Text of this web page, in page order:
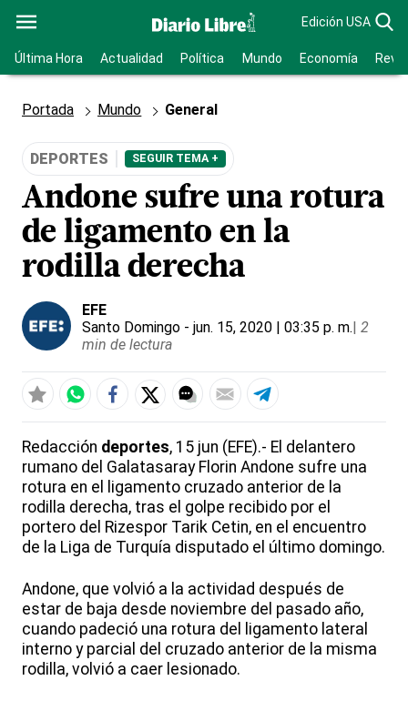
Edición USA
Última Hora Actualidad Política Mundo Economía
Portada Mundo General
DEPORTES SEGUIR TEMA +
Andone sufre una rotura
de ligamento en la
rodilla derecha
EFE
Santo Domingo - jun. 15, 2020 | 03:35 p. m.| 2
min de lectura
Redacción deportes, 15 jun (EFE).- El delantero
rumano del Galatasaray Florin Andone sufre una
rotura en el ligamento cruzado anterior de la
rodilla derecha, tras el golpe recibido por el
portero del Rizespor Tarik Cetin, en el encuentro
de la Liga de Turquía disputado el último domingo.
Andone, que volvió a la actividad después de
estar de baja desde noviembre del pasado año,
cuando padeció una rotura del ligamento lateral
interno y parcial del cruzado anterior de la misma
rodilla, volvió a caer lesionado.